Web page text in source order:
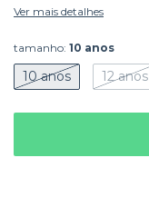
Ver mais detalhes
tamanho: 10 anos
10 anos 12 anos